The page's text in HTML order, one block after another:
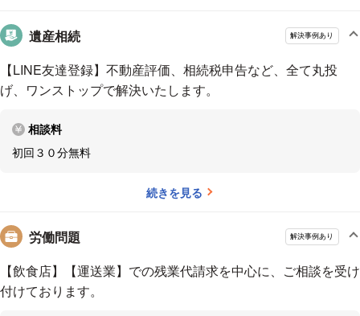
弁護士に相談したいのに踏み出せず悩んでいる方は、ぜひまず
はLINEでご相談を予約ください。
遺産相続 解決事例あり
【LINE友達登録】不動産評価、相続税申告など、全て丸投
げ、ワンストップで解決いたします。
相談料
初回３０分無料
続きを見る
労働問題 解決事例あり
【飲食店】【運送業】での残業代請求を中心に、ご相談を受け
付けております。